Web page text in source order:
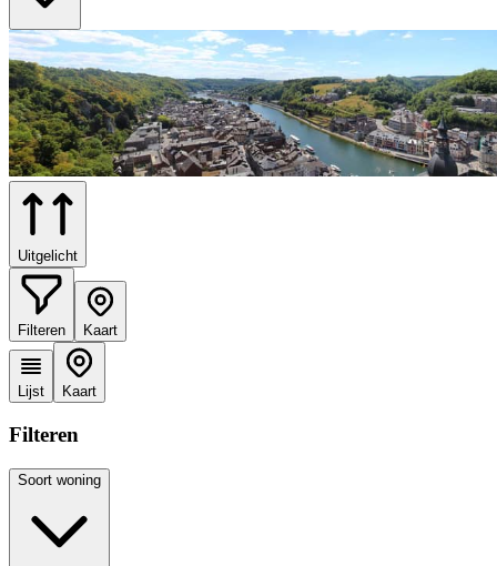
Uitgelicht
Filteren Kaart
Lijst Kaart
Filteren
Soort woning